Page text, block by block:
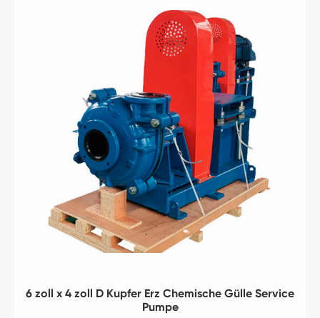
6 zoll x 4 zoll D Kupfer Erz Chemische Gülle Service
Pumpe